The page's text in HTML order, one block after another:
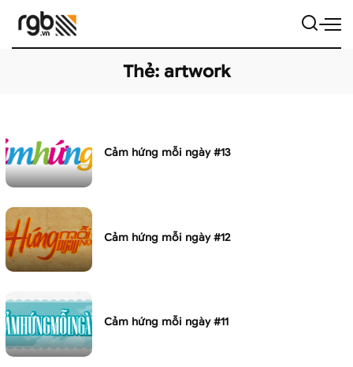
Thẻ: artwork
Cảm hứng mỗi ngày #13
Cảm hứng mỗi ngày #12
Cảm hứng mỗi ngày #11